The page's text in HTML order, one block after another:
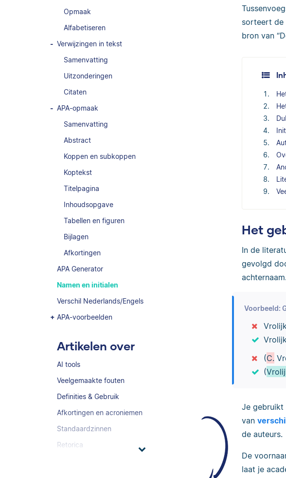
Opmaak
Alfabetiseren
Verwijzingen in tekst
Samenvatting
Uitzonderingen
Citaten
APA-opmaak
Samenvatting
Abstract
Koppen en subkoppen
Koptekst
Titelpagina
Inhoudsopgave
Tabellen en figuren
Bijlagen
Afkortingen
APA Generator
Namen en initialen
Verschil Nederlands/Engels
APA-voorbeelden
Artikelen over
AI tools
Veelgemaakte fouten
Definities & Gebruik
Afkortingen en acroniemen
Standaardzinnen
Retorica
sorteert de
bron van
Het
In de
gevolgd
Voorbeeld:
(C.
(
Je gebruikt
van
de auteurs.
De
laat je